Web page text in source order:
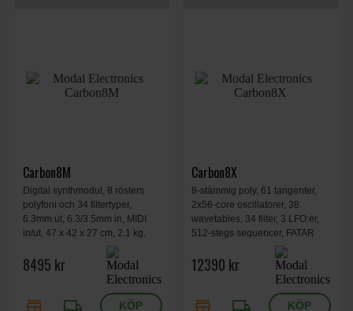
Carbon8M
Digital synthmodul, 8 rösters
polyfoni och 34 filtertyper,
6.3mm ut, 6.3/3.5mm in, MIDI
in/ut, 47 x 42 x 27 cm, 2.1 kg.
8495 kr
Carbon8X
8-stämmig poly, 61 tangenter,
2x56-core oscillatorer, 38
wavetables, 34 filter, 3 LFO:er,
512-stegs sequencer, FATAR
keybed, 26 FX, OLED-skärm,
USB-MIDI, poly-chain, MPE-
stöd, 88,5x30x10cm, 9kg.
12390 kr